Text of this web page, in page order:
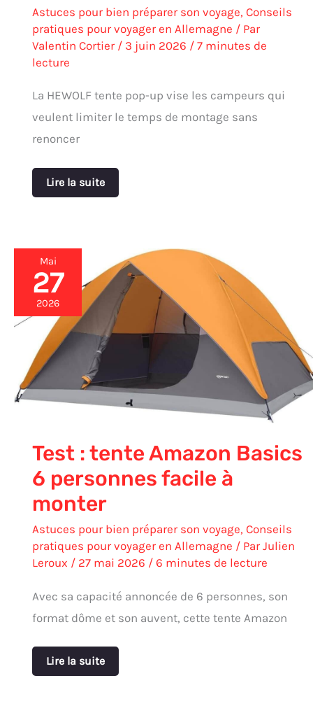
Astuces pour bien préparer son voyage, Conseils
pratiques pour voyager en Allemagne / Par
Valentin Cortier / 3 juin 2026 / 7 minutes de
lecture
La HEWOLF tente pop-up vise les campeurs qui
veulent limiter le temps de montage sans
renoncer
Lire la suite
Mai
27
2026
Test : tente Amazon Basics
6 personnes facile à
monter
Astuces pour bien préparer son voyage, Conseils
pratiques pour voyager en Allemagne / ParJulien
Leroux / 27 mai 2026 / 6 minutes de lecture
Avec sa capacité annoncée de 6 personnes, son
format dôme et son auvent, cette tente Amazon
Test
:
tente
Amazon
Basics
personnes
Lire la suite